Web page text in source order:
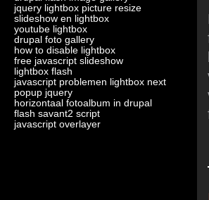
jquery lightbox picture resize
slideshow en lightbox
youtube lightbox
drupal foto gallery
how to disable lightbox
free javascript slideshow
lightbox flash
javascript problemen lightbox next
popup jquery
horizontaal fotoalbum in drupal
flash savant2 script
javascript overlayer